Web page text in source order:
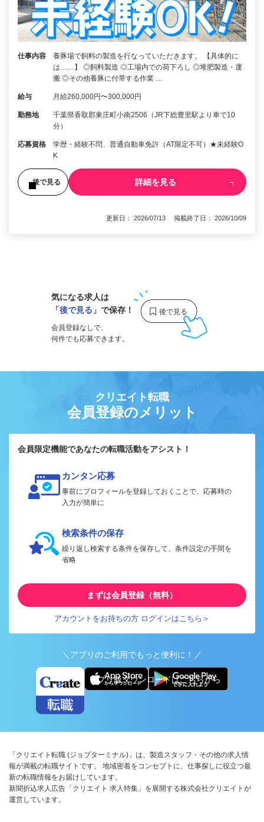
仕事内容
養豚場で飼料の製造を行なっていただきます。 【具体的に
は……】 ◎飼料製造 ◎工場内での荷下ろし ◎堆肥製造・運
搬 ◎その他養豚に付帯する作業 …
給与 月給260,000円〜300,000円
勤務地
千葉県香取郡東庄町小南2506（JR下総豊里駅より車で10
分）
応募資格
学歴・経験不問、普通自動車免許（AT限定不可）★未経験O
K
後で見る 詳細を見る
更新日： 2026/07/13 掲載終了日： 2026/10/09
気になる求人は
「後で見る 」で保存！
会員登録なしで、
何件でも応募できます。
クリエイト転職
会員登録のメリット
会員限定機能であなたの転職活動をアシスト！
カンタン応募
事前にプロフィールを登録しておくことで、応募時の
入力が簡単に
検索条件の保存
繰り返し検索する条件を保存して、条件設定の手間を
省略
まずは会員登録（無料）
アカウントをお持ちの方 ログインはこちら＞
＼アプリのご利用でもっと便利に！／
アプリ版ダウンロードはこちらから
「クリエイト転職 (ジョブターミナル)」は、製造スタッフ・その他の求人情
報が満載の転職サイトです。 地域密着をコンセプトに、仕事探しに役立つ最
新の転職情報をお届けしています。
新聞折込求人広告「クリエイト 求人特集」を展開する株式会社クリエイトが
運営しています。